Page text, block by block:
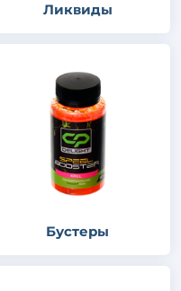
Ликвиды
Бустеры